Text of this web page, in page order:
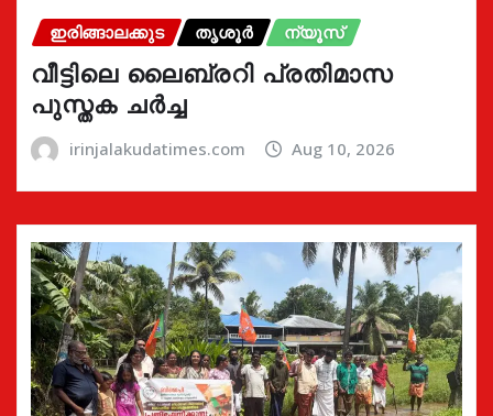
ഇരിങ്ങാലക്കുട തൃശൂർ ന്യൂസ്
വീട്ടിലെ ലൈബ്രറി പ്രതിമാസ
പുസ്തക ചർച്ച
irinjalakudatimes.com Aug 10, 2026